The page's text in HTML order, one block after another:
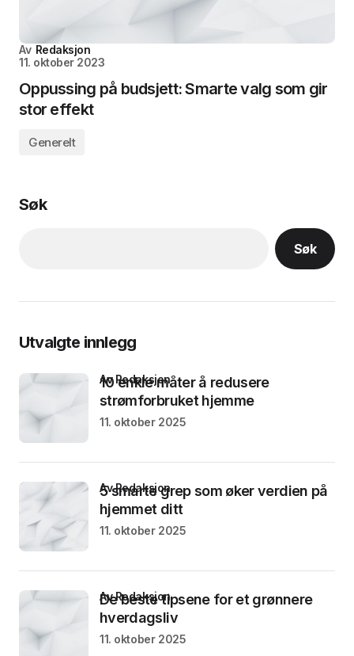
Av Redaksjon
11. oktober 2023
Oppussing på budsjett: Smarte valg som gir
stor effekt
Generelt
Søk
Søk
Utvalgte innlegg
10 enkle måter å redusere
strømforbruket hjemme
av Redaksjon
11. oktober 2025
5 smarte grep som øker verdien på
hjemmet ditt
av Redaksjon
11. oktober 2025
De beste tipsene for et grønnere
hverdagsliv
av Redaksjon
11. oktober 2025